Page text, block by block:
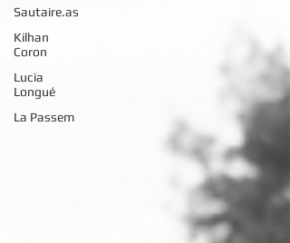
Sautaire.as
Kilhan
Coron
Lucia
Longué
La Passem